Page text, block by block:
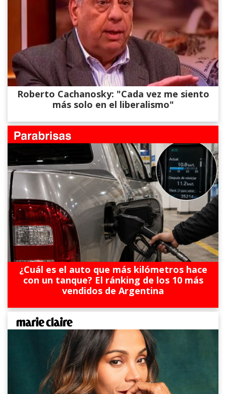
Roberto Cachanosky: "Cada vez me siento
más solo en el liberalismo"
¿Cuál es el auto que más kilómetros hace
con un tanque? El ránking de los 10 más
vendidos de Argentina